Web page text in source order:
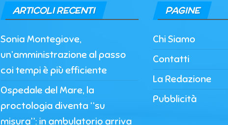
ARTICOLI RECENTI
Sonia Montegiove,
un’amministrazione al passo
coi tempi è più efficiente
Ospedale del Mare, la
proctologia diventa “su
misura”: in ambulatorio arriva
PAGINE
Chi Siamo
Contatti
La Redazione
Pubblicità